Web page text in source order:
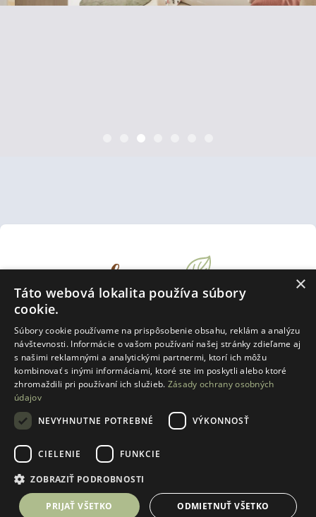
Laurin dvor s. r. o. Vajnorská 21 A
SLEDUJTE NÁS
+421 917 997 120 predaj@laurindvor.com
×
Táto webová lokalita používa súbory
cookie.
Súbory cookie používame na prispôsobenie obsahu, reklám a analýzu
návštevnosti. Informácie o vašom používaní našej stránky zdieľame aj
s našimi reklamnými a analytickými partnermi, ktorí ich môžu
kombinovať s inými informáciami, ktoré ste im poskytli alebo ktoré
zhromaždili pri používaní ich služieb. Zásady ochrany osobných
údajov
NEVYHNUTNE POTREBNÉ
VÝKONNOSŤ
CIELENIE FUNKCIE
ZOBRAZIŤ PODROBNOSTI
PRIJAŤ VŠETKO ODMIETNUŤ VŠETKO